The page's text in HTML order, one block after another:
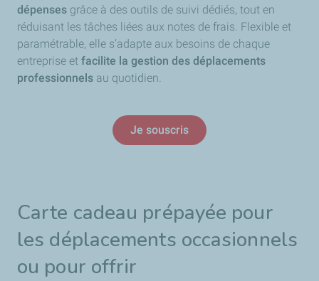
dépenses grâce à des outils de suivi dédiés, tout en
réduisant les tâches liées aux notes de frais. Flexible et
paramétrable, elle s’adapte aux besoins de chaque
entreprise et facilite la gestion des déplacements
professionnels au quotidien.
Je souscris
Carte cadeau prépayée pour
les déplacements occasionnels
ou pour offrir